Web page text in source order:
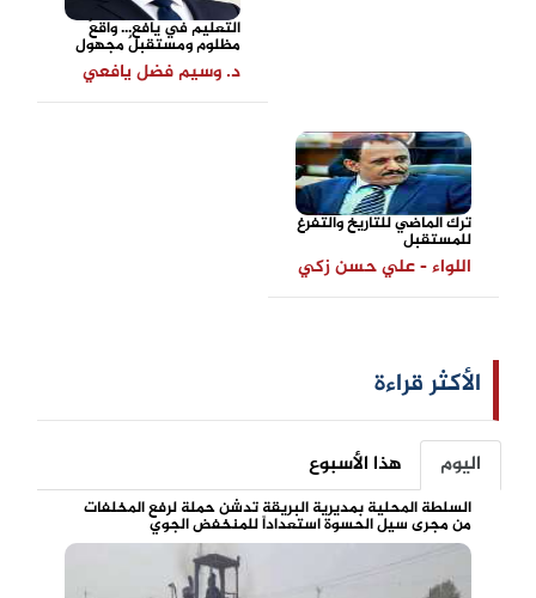
التعليم في يافع... واقعٌ
مظلوم ومستقبلٌ مجهول
د. وسيم فضل يافعي
ترك الماضي للتاريخ والتفرغ
للمستقبل
اللواء - علي حسن زكي
الأكثر قراءة
اليوم هذا الأسبوع
السلطة المحلية بمديرية البريقة تدشن حملة لرفع المخلفات
من مجرى سيل الحسوة استعداداً للمنخفض الجوي